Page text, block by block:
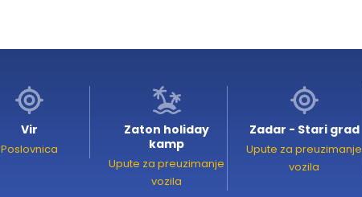
Vir
Poslovnica
Zaton holiday
kamp
Upute za preuzimanje
vozila
Zadar - Stari grad
Upute za preuzimanje
vozila